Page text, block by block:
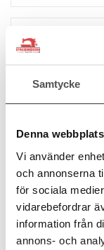
Samtycke
Denna
Vi använder
och annonserna
för sociala
vidarebefordrar
information från
annons- och